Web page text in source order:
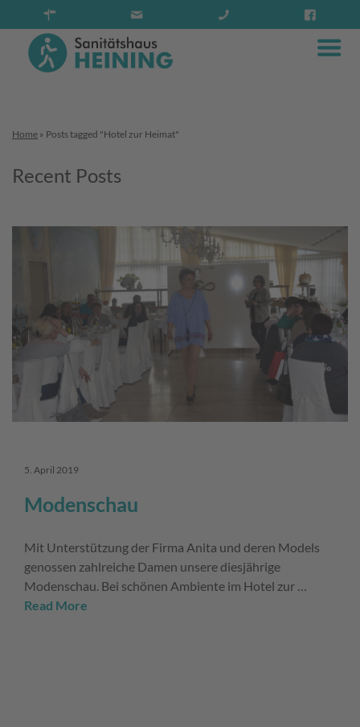
Home » Posts tagged "Hotel zur Heimat"
Recent Posts
5. April 2019
Modenschau
Mit Unterstützung der Firma Anita und deren Models
genossen zahlreiche Damen unsere diesjährige
Modenschau. Bei schönen Ambiente im Hotel zur …
Read More